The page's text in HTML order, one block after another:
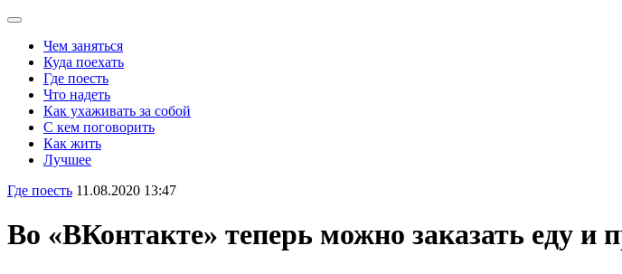
Чем заняться
Куда поехать
Где поесть
Что надеть
Как ухаживать за собой
С кем поговорить
Как жить
Лучшее
Где поесть 11.08.2020 13:47
Во «ВКонтакте» теперь можно заказать еду и